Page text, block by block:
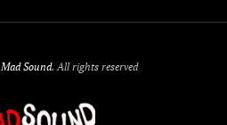
Mad Sound. All rights reserved